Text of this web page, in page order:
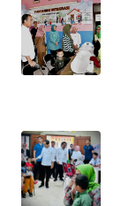
TAPANULI
SELATAN
WN
WN
KARO